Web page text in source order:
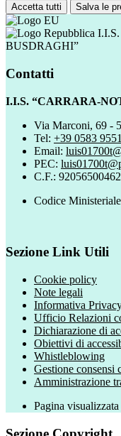
Accetta tutti Salva le
BUSDRAGHI”
Contatti
I.I.S. “CARRARA-
Via Marconi, 69 -
Tel: +39 0583
Email:
PEC:
C.F.: 92056500462
Codice
Sezione Link Utili
Cookie policy
Note legali
Informativa
Ufficio Relazioni
Dichiarazione di
Obiettivi di
Whistleblowing
Gestione consensi
Amministrazione
Pagina visualizzata